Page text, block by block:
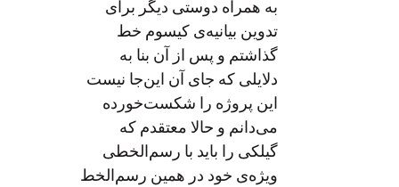
به همراه دوستی دیگر برای
تدوین بیانیه‌ی کیسوم خط
گذاشتم و پس از آن بنا به
دلایلی که جای آن این‌جا نیست
این پروژه را شکست‌خورده
می‌دانم و حالا معتقدم که
گیلکی را باید با رسم‌الخطی
ویژه‌ی خود در همین رسم‌الخط